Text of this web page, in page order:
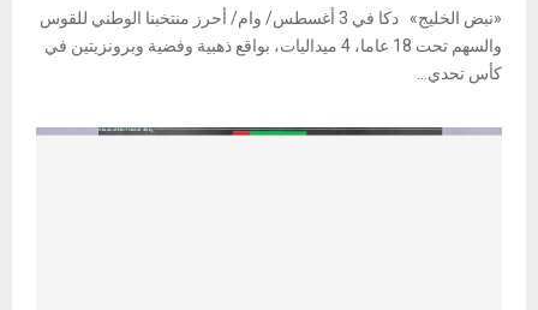
«نبض الخليج» دكا في 3 أغسطس/ وام/ أحرز منتخبنا الوطني للقوس
والسهم تحت 18 عاما، 4 ميداليات، بواقع ذهبية وفضية وبرونزيتين في
كأس تحدي...